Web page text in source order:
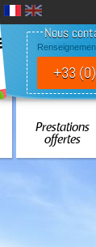
Nous
+33
Prestations
offertes